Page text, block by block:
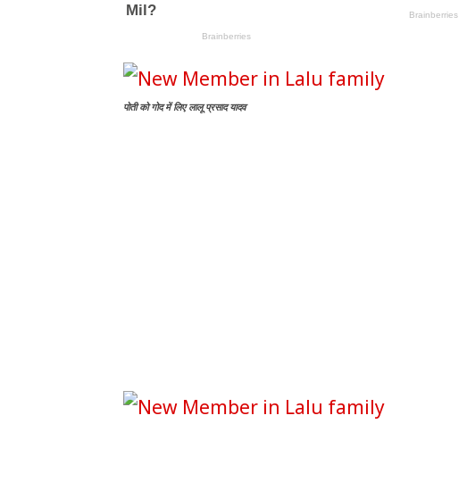
पोती को गोद में लिए लालू प्रसाद यादव